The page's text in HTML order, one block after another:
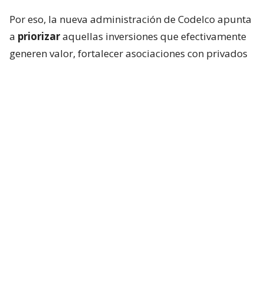
Por eso, la nueva administración de Codelco apunta
a priorizaraquellas inversiones que efectivamente
generen valor, fortalecer asociaciones con privados